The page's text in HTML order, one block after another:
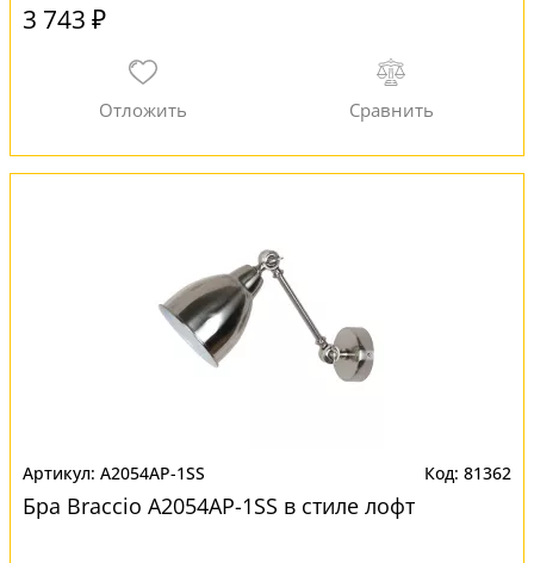
3 743 ₽
A2054AP-1SS 81362
Бра Braccio A2054AP-1SS в стиле лофт